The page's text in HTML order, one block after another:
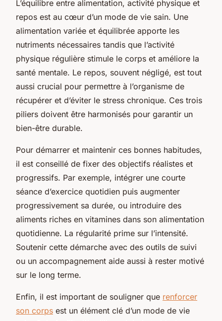
L’équilibre entre alimentation, activité physique et
repos est au cœur d’un mode de vie sain. Une
alimentation variée et équilibrée apporte les
nutriments nécessaires tandis que l’activité
physique régulière stimule le corps et améliore la
santé mentale. Le repos, souvent négligé, est tout
aussi crucial pour permettre à l’organisme de
récupérer et d’éviter le stress chronique. Ces trois
piliers doivent être harmonisés pour garantir un
bien-être durable.
Pour démarrer et maintenir ces bonnes habitudes,
il est conseillé de fixer des objectifs réalistes et
progressifs. Par exemple, intégrer une courte
séance d’exercice quotidien puis augmenter
progressivement sa durée, ou introduire des
aliments riches en vitamines dans son alimentation
quotidienne. La régularité prime sur l’intensité.
Soutenir cette démarche avec des outils de suivi
ou un accompagnement aide aussi à rester motivé
sur le long terme.
Enfin, il est important de souligner que renforcer
son corps est un élément clé d’un mode de vie